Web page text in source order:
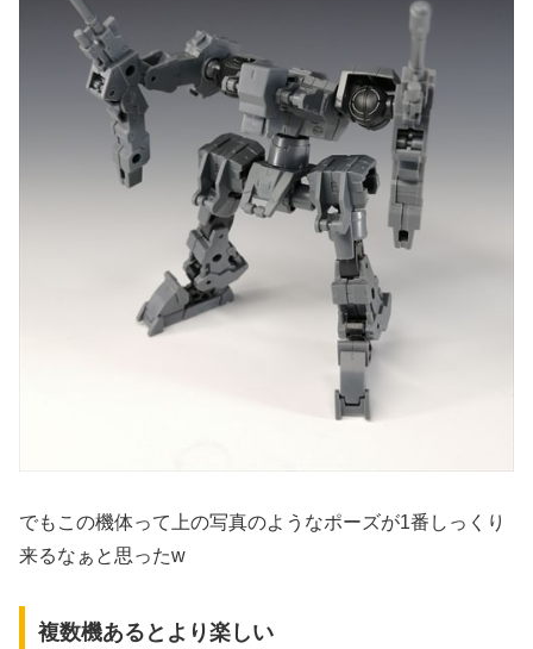
でもこの機体って上の写真のようなポーズが1番しっくり
来るなぁと思ったw
複数機あるとより楽しい